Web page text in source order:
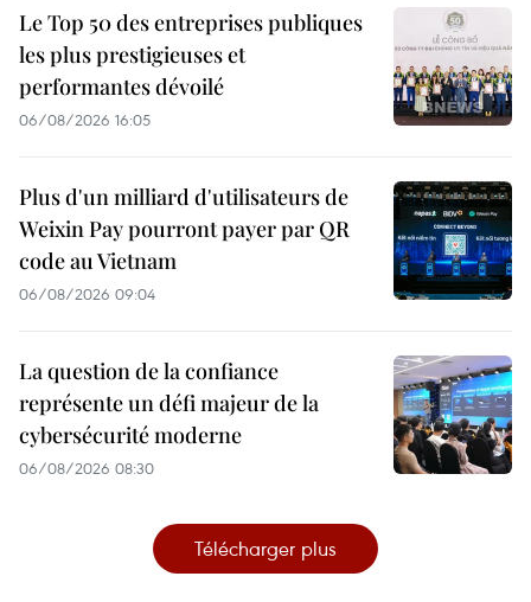
Le Top 50 des entreprises publiques
les plus prestigieuses et
performantes dévoilé
06/08/2026 16:05
Plus d'un milliard d'utilisateurs de
Weixin Pay pourront payer par QR
code au Vietnam
06/08/2026 09:04
La question de la confiance
représente un défi majeur de la
cybersécurité moderne
06/08/2026 08:30
Télécharger plus